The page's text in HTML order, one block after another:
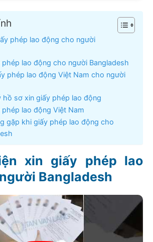
phép lao động cho người
lao động cho người Bangladesh
phép lao động Việt Nam cho người
hồ sơ xin giấy phép lao động
phép lao động Việt Nam
gặp khi giấy phép lao động cho
xin giấy phép lao
Bangladesh